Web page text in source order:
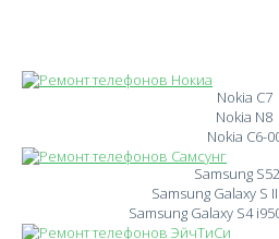
Nokia C7
Nokia N8
Nokia C6-
Samsung
Samsung Galaxy S
Samsung Galaxy S4